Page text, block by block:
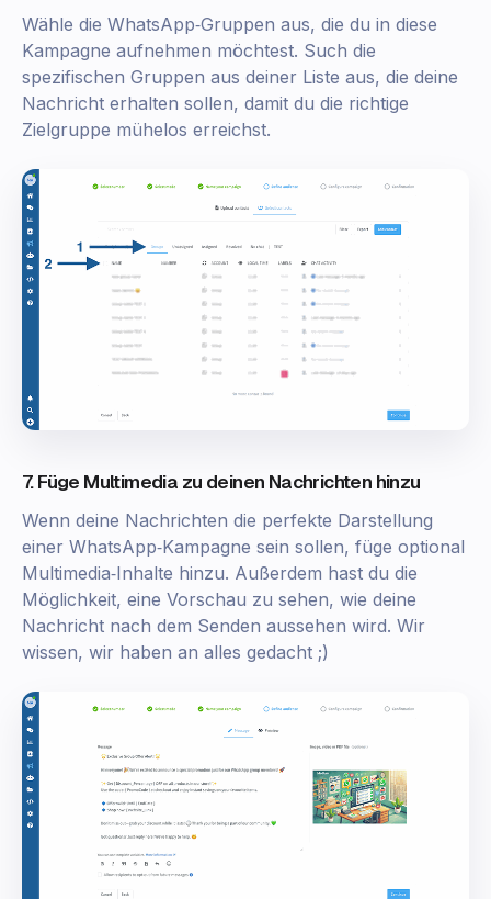
Wähle die WhatsApp‑Gruppen aus, die du in diese
Kampagne aufnehmen möchtest. Such die
spezifischen Gruppen aus deiner Liste aus, die deine
Nachricht erhalten sollen, damit du die richtige
Zielgruppe mühelos erreichst.
7. Füge Multimedia zu deinen Nachrichten hinzu
Wenn deine Nachrichten die perfekte Darstellung
einer WhatsApp‑Kampagne sein sollen, füge optional
Multimedia‑Inhalte hinzu. Außerdem hast du die
Möglichkeit, eine Vorschau zu sehen, wie deine
Nachricht nach dem Senden aussehen wird. Wir
wissen, wir haben an alles gedacht ;)